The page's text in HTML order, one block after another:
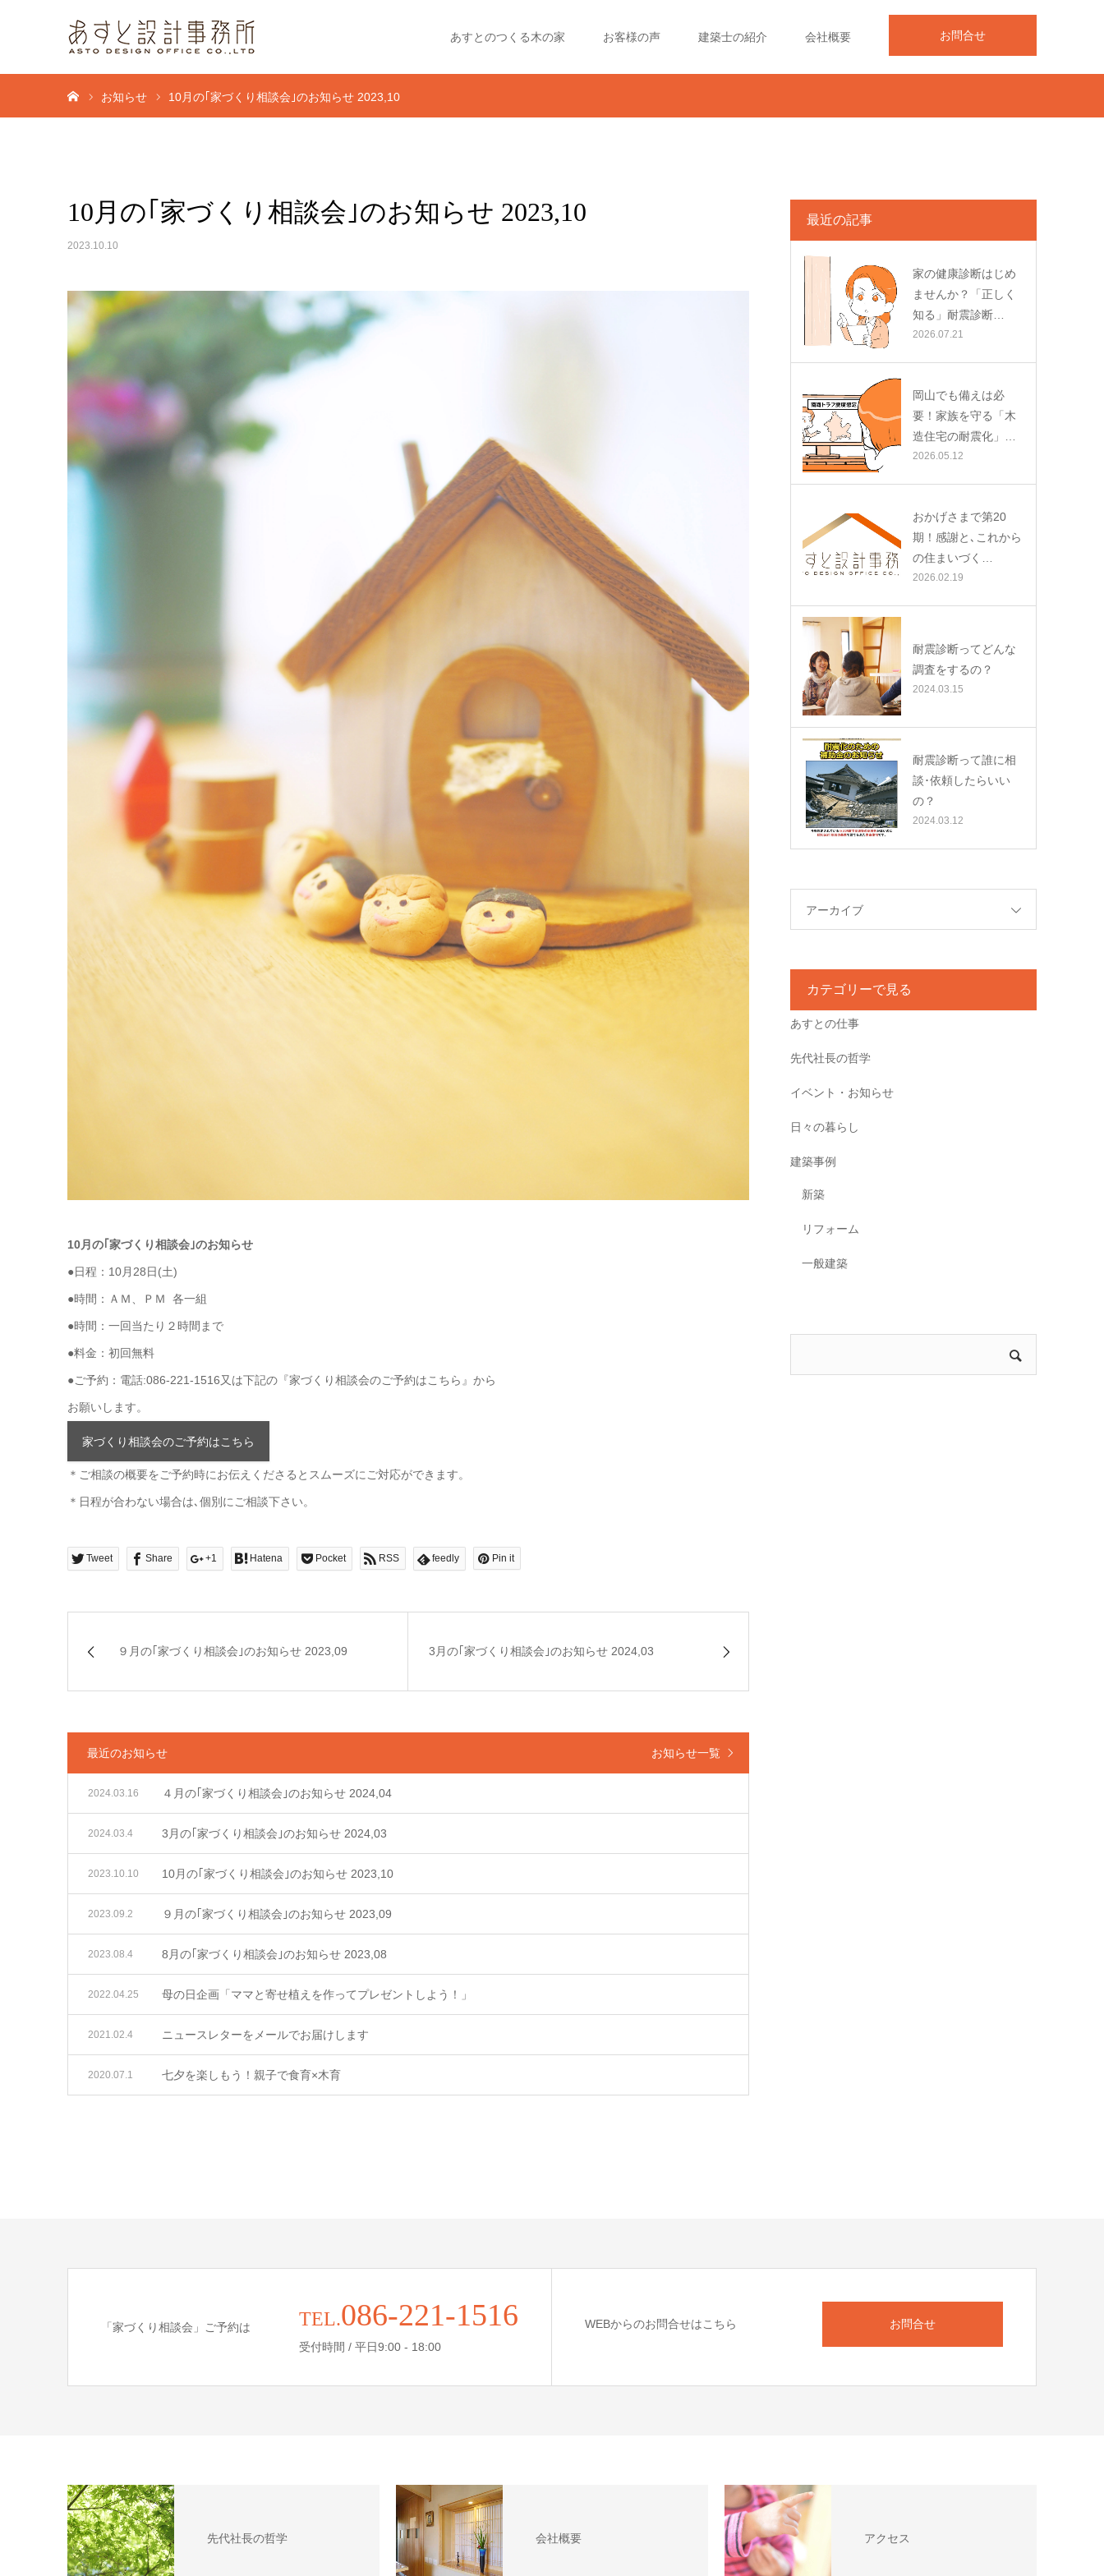
お問合せ
あすとのつくる木の家 お客様の声 建築士の紹介 会社概要
お知らせ 10月の｢家づくり相談会｣のお知らせ 2023,10
10月の｢家づくり相談会｣のお知らせ 2023,10
2023.10.10
10月の｢家づくり相談会｣のお知らせ
●日程：10月28日(土)
●時間：ＡＭ、ＰＭ 各一組
●時間：一回当たり２時間まで
●料金：初回無料
●ご予約：電話:086-221-1516又は下記の『家づくり相談会のご予約はこちら』から
お願いします。
家づくり相談会のご予約はこちら
＊ご相談の概要をご予約時にお伝えくださるとスムーズにご対応ができます。
＊日程が合わない場合は､個別にご相談下さい。
Tweet Share +1 Hatena Pocket RSS feedly Pin it
９月の｢家づくり相談会｣のお知らせ 2023,09 3月の｢家づくり相談会｣のお知らせ 2024,03
最近のお知らせ お知らせ一覧
４月の｢家づくり相談会｣のお知らせ 2024,04
2024.03.16
3月の｢家づくり相談会｣のお知らせ 2024,03
2024.03.4
10月の｢家づくり相談会｣のお知らせ 2023,10
2023.10.10
９月の｢家づくり相談会｣のお知らせ 2023,09
2023.09.2
8月の｢家づくり相談会｣のお知らせ 2023,08
2023.08.4
母の日企画「ママと寄せ植えを作ってプレゼントしよう！」
2022.04.25
ニュースレターをメールでお届けします
2021.02.4
七夕を楽しもう！親子で食育×木育
2020.07.1
最近の記事
家の健康診断はじめ
ませんか？「正しく
知る」耐震診断…
2026.07.21
岡山でも備えは必
要！家族を守る「木
造住宅の耐震化」…
2026.05.12
おかげさまで第20
期！感謝と､これから
の住まいづく…
2026.02.19
耐震診断ってどんな
調査をするの？
2024.03.15
耐震診断って誰に相
談･依頼したらいい
の？
2024.03.12
アーカイブ
カテゴリーで見る
あすとの仕事
先代社長の哲学
イベント・お知らせ
日々の暮らし
建築事例
新築
リフォーム
一般建築
「家づくり相談会」ご予約は TEL.086-221-1516
受付時間 / 平日9:00 - 18:00
WEBからのお問合せはこちら お問合せ
先代社長の哲学 会社概要 アクセス